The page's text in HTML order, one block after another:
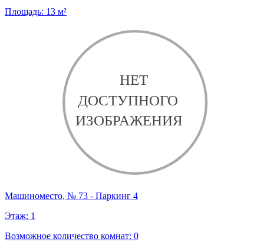
Площадь: 13 м²
Машиноместо, № 73 - Паркинг 4
Этаж: 1
Возможное количество комнат: 0